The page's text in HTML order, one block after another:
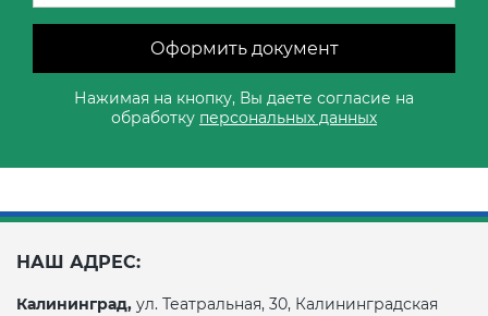
Оформить документ
Нажимая на кнопку, Вы даете согласие на
обработку персональных данных
НАШ АДРЕС:
Калининград, ул. Театральная, 30, Калининградская